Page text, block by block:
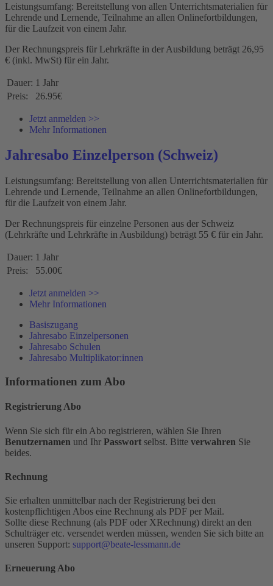
Leistungsumfang: Bereitstellung von allen Unterrichtsmaterialien für
Lehrende und Lernende, Teilnahme an allen Onlinefortbildungen,
für die Laufzeit von einem Jahr.
Der Rechnungspreis für Lehrkräfte in der Ausbildung beträgt 26,95
€ (inkl. MwSt) für ein Jahr.
Dauer: 1 Jahr
Preis:
26.95€
Jetzt anmelden >>
Mehr Informationen
Jahresabo Einzelperson (Schweiz)
Leistungsumfang: Bereitstellung von allen Unterrichtsmaterialien für
Lehrende und Lernende, Teilnahme an allen Onlinefortbildungen,
für die Laufzeit von einem Jahr.
Der Rechnungspreis für einzelne Personen aus der Schweiz
(Lehrkräfte und Lehrkräfte in Ausbildung) beträgt 55 € für ein Jahr.
Dauer: 1 Jahr
Preis:
55.00€
Jetzt anmelden >>
Mehr Informationen
Basiszugang
Jahresabo Einzelpersonen
Jahresabo Schulen
Jahresabo Multiplikator:innen
Informationen zum Abo
Registrierung Abo
Wenn Sie sich für ein Abo registrieren, wählen Sie Ihren
Benutzernamen und Ihr Passwort selbst. Bitte verwahren Sie
beides.
Rechnung
Sie erhalten unmittelbar nach der Registrierung bei den
kostenpflichtigen Abos eine Rechnung als PDF per Mail.
Sollte diese Rechnung (als PDF oder XRechnung) direkt an den
Schulträger etc. versendet werden müssen, wenden Sie sich bitte an
unseren Support: support@beate-lessmann.de
Erneuerung Abo